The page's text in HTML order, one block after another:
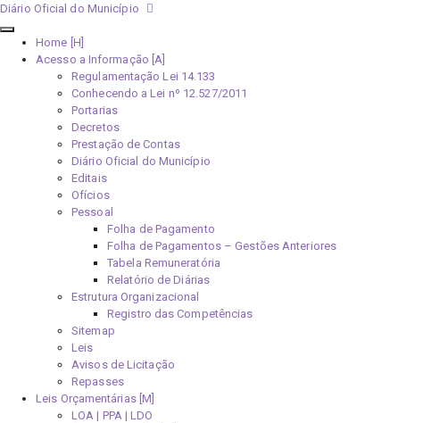
Diário Oficial do Município
Home [H]
Acesso a Informação [A]
Regulamentação Lei 14.133
Conhecendo a Lei nº 12.527/2011
Portarias
Decretos
Prestação de Contas
Diário Oficial do Município
Editais
Ofícios
Pessoal
Folha de Pagamento
Folha de Pagamentos – Gestões Anteriores
Tabela Remuneratória
Relatório de Diárias
Estrutura Organizacional
Registro das Competências
Sitemap
Leis
Avisos de Licitação
Repasses
Leis Orçamentárias [M]
LOA | PPA | LDO